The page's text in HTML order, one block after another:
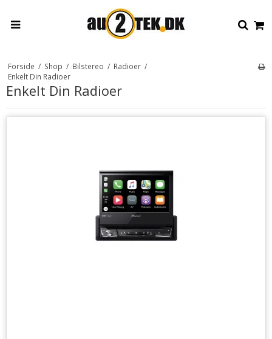
Forside / Shop / Bilstereo / Radioer /
Enkelt Din Radioer
Enkelt Din Radioer